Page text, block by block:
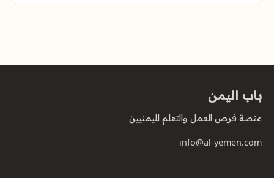
باب اليمن
منصة فرص العمل والتعلم لليمنيين
info@al-yemen.com